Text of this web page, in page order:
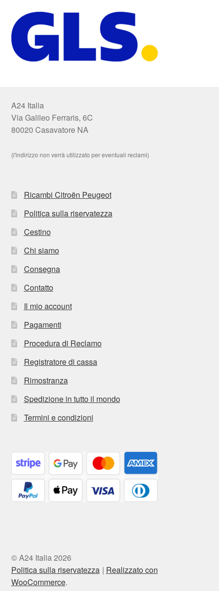
A24 Italia
Via Galileo Ferraris, 6C
80020 Casavatore NA
(l'indirizzo non verrà utilizzato per eventuali reclami)
Ricambi Citroën Peugeot
Politica sulla riservatezza
Cestino
Chi siamo
Consegna
Contatto
Il mio account
Pagamenti
Procedura di Reclamo
Registratore di cassa
Rimostranza
Spedizione in tutto il mondo
Termini e condizioni
© A24 Italia 2026
Politica sulla riservatezza
Realizzato con
WooCommerce.